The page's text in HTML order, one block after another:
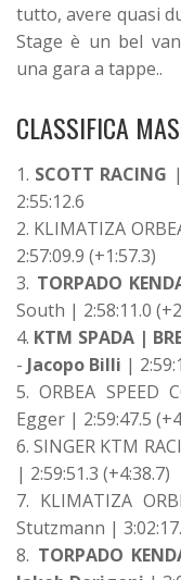
tutto, avere quasi
Stage è un bel
una gara a tappe..
CLASSIFICA
1. SCOTT RACING |
2:55:12.6
2. KLIMATIZA
2:57:09.9 (+1:57.3)
3. TORPADO
South | 2:58:11.0
4. KTM SPADA |
- Jacopo Billi |
5. ORBEA
Egger | 2:59:47.5
6. SINGER KTM
| 2:59:51.3 (+4:38.7)
7. KLIMATIZA
Stutzmann |
8. TORPADO